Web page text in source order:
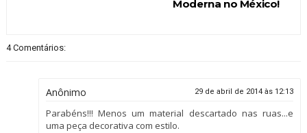
Moderna no México!
4 Comentários:
Anônimo 29 de abril de 2014 às 12:13
Parabéns!!! Menos um material descartado nas ruas...e
uma peça decorativa com estilo.